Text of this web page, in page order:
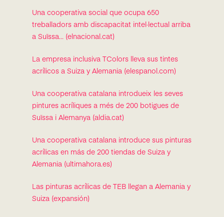
Una cooperativa social que ocupa 650
treballadors amb discapacitat intel·lectual arriba
a Suïssa… (elnacional.cat)
La empresa inclusiva TColors lleva sus tintes
acrílicos a Suiza y Alemania (elespanol.com)
Una cooperativa catalana introdueix les seves
pintures acríliques a més de 200 botigues de
Suïssa i Alemanya (aldia.cat)
Una cooperativa catalana introduce sus pinturas
acrílicas en más de 200 tiendas de Suiza y
Alemania (ultimahora.es)
Las pinturas acrílicas de TEB llegan a Alemania y
Suiza (expansión)